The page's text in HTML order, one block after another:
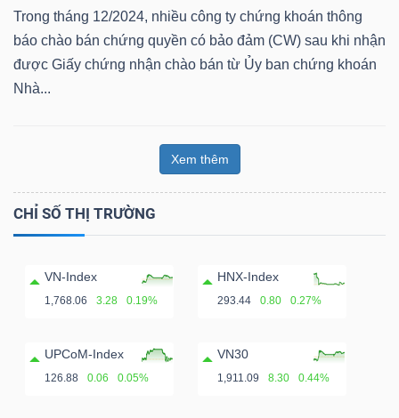
Trong tháng 12/2024, nhiều công ty chứng khoán thông
báo chào bán chứng quyền có bảo đảm (CW) sau khi nhận
được Giấy chứng nhận chào bán từ Ủy ban chứng khoán
Nhà...
Xem thêm
CHỈ SỐ THỊ TRƯỜNG
VN-Index
1,768.06 3.28 0.19%
HNX-Index
293.44 0.80 0.27%
UPCoM-Index
126.88 0.06 0.05%
VN30
1,911.09 8.30 0.44%
chính
tài